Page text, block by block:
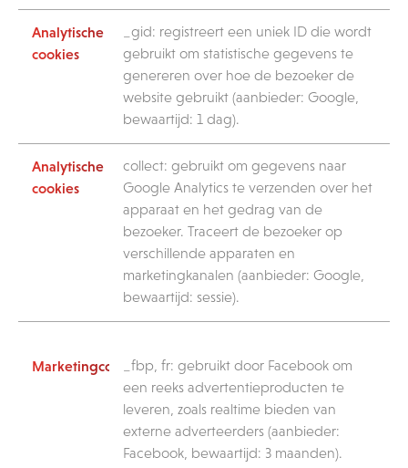
_gid: registreert een uniek ID die wordt
gebruikt om statistische gegevens te
genereren over hoe de bezoeker de
website gebruikt (aanbieder: Google,
bewaartijd: 1 dag).
collect: gebruikt om gegevens naar
Google Analytics te verzenden over het
apparaat en het gedrag van de
bezoeker. Traceert de bezoeker op
verschillende apparaten en
marketingkanalen (aanbieder: Google,
bewaartijd: sessie).
_fbp, fr: gebruikt door Facebook om
een reeks advertentieproducten te
leveren, zoals realtime bieden van
externe adverteerders (aanbieder:
Facebook, bewaartijd: 3 maanden).